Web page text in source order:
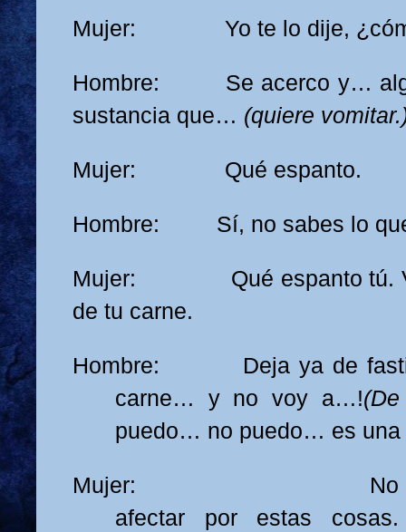
Mujer: Yo te lo dije,
Hombre: Se acerco y…
sustancia que… (quiere
Mujer: Qué espanto.
Hombre: Sí, no sabes lo
Mujer: Qué espanto tú.
de tu carne.
Hombre: Deja ya de
carne… y no voy a…!
puedo… no puedo… es una
Mujer:
afectar por estas